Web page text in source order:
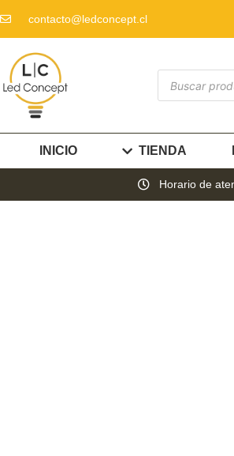
contacto@ledconcept.cl
INICIO TIENDA
Horario de